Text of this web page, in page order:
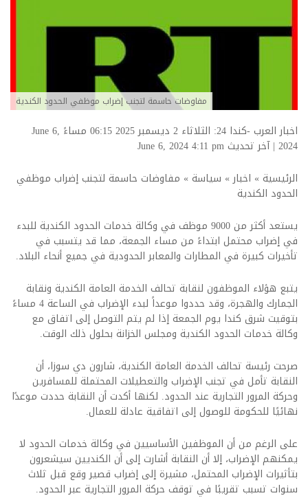
مفاوضات حاسمة لتجنب إضراب موظفي الحدود الكندية
اخبار العرب -كندا 24: الثلاثاء 2 ديسمبر 2025 06:15 مساءً June 6,
2024
|آخر تحديث June 6, 2024 4:11 pm
الرئيسية» اخبار» سياسة» مفاوضات حاسمة لتجنب إضراب موظفي
الحدود الكندية
يستعد أكثر من 9000 موظف في وكالة خدمات الحدود الكندية للبدء
في إضراب محتمل ابتداءً من مساء الجمعة، مما قد يتسبب في
تأخيرات كبيرة في المطارات والمعابر الحدودية في جميع أنحاء البلاد.
يتبع هؤلاء الموظفون لنقابة تحالف الخدمة العامة الكندية ونقابة
الجمارك والهجرة، وقد حددوا موعداً لبدء الإضراب في الساعة 4 مساءً
بتوقيت شرق كندا يوم الجمعة إذا لم يتم التوصل إلى اتفاق مع
وكالة خدمات الحدود الكندية ومجلس الخزانة بحلول ذلك الوقت.
صرحت رئيسة تحالف الخدمة العامة الكندية، شارون دي سوزا، أن
النقابة تأمل في تجنب الإضراب والتعطيلات المحتملة للمسافرين
وحركة المرور التجارية عند الحدود. لكنها أكدت أن النقابة حددت موعدًا
نهائيًا للحكومة للوصول إلى اتفاقية عادلة للعمال.
على الرغم من أن الموظفين الأساسيين في وكالة خدمات الحدود لا
يمكنهم الإضراب، إلا أن النقابة أشارت إلى أن الكنديين سيشعرون
بتأثيرات الإضراب المحتمل، مشيرة إلى إضراب قصير وقع قبل ثلاث
سنوات تسبب تقريبًا في توقف حركة المرور التجارية عبر الحدود.